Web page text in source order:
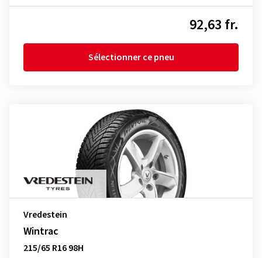
92,63 fr.
Sélectionner ce pneu
Vredestein
Wintrac
215/65 R16 98H